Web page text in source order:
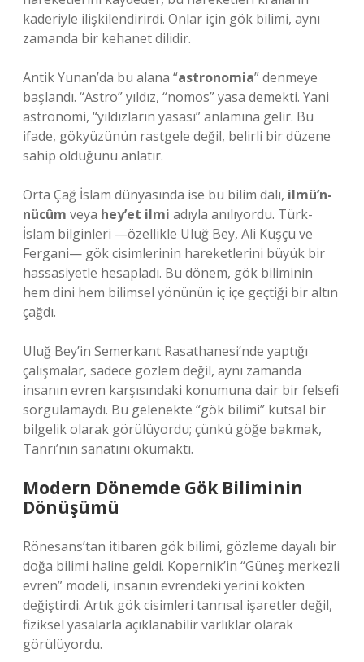
kaderiyle ilişkilendirirdi. Onlar için gök bilimi, aynı
zamanda bir kehanet dilidir.
Antik Yunan’da bu alana “astronomia” denmeye
başlandı. “Astro” yıldız, “nomos” yasa demekti. Yani
astronomi, “yıldızların yasası” anlamına gelir. Bu
ifade, gökyüzünün rastgele değil, belirli bir düzene
sahip olduğunu anlatır.
Orta Çağ İslam dünyasında ise bu bilim dalı, ilmü’n-
nücûm veya hey’et ilmi adıyla anılıyordu. Türk-
İslam bilginleri —özellikle Uluğ Bey, Ali Kuşçu ve
Fergani— gök cisimlerinin hareketlerini büyük bir
hassasiyetle hesapladı. Bu dönem, gök biliminin
hem dini hem bilimsel yönünün iç içe geçtiği bir altın
çağdı.
Uluğ Bey’in Semerkant Rasathanesi’nde yaptığı
çalışmalar, sadece gözlem değil, aynı zamanda
insanın evren karşısındaki konumuna dair bir felsefi
sorgulamaydı. Bu gelenekte “gök bilimi” kutsal bir
bilgelik olarak görülüyordu; çünkü göğe bakmak,
Tanrı’nın sanatını okumaktı.
Modern Dönemde Gök Biliminin
Dönüşümü
Rönesans’tan itibaren gök bilimi, gözleme dayalı bir
doğa bilimi haline geldi. Kopernik’in “Güneş merkezli
evren” modeli, insanın evrendeki yerini kökten
değiştirdi. Artık gök cisimleri tanrısal işaretler değil,
fiziksel yasalarla açıklanabilir varlıklar olarak
görülüyordu.